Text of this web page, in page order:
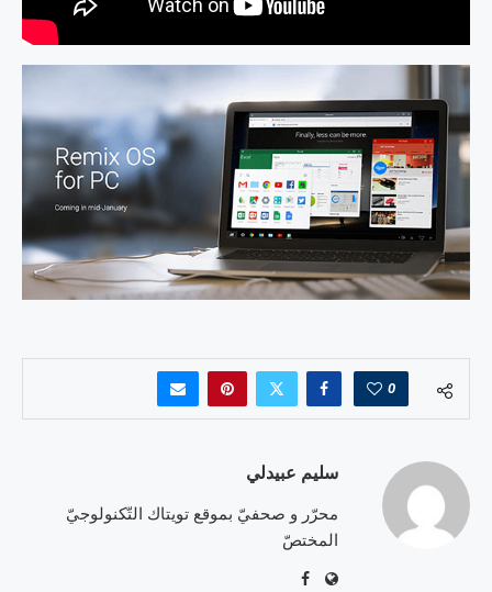
0
سليم عبيدلي
محرّر و صحفيّ بموقع تويتاك التّكنولوجيّ
المختصّ